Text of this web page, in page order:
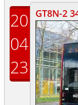
20
04
23
GT8N-2